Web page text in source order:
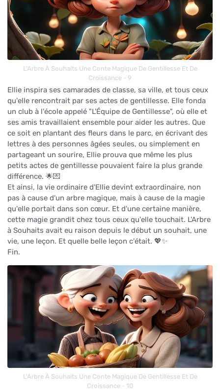
L'Arbre À Souhaits Une Conte Magique De Gentillesse Et De
Croissance - 9
Ellie inspira ses camarades de classe, sa ville, et tous ceux
qu'elle rencontrait par ses actes de gentillesse. Elle fonda
un club à l'école appelé "L'Équipe de Gentillesse", où elle et
ses amis travaillaient ensemble pour aider les autres. Que
ce soit en plantant des fleurs dans le parc, en écrivant des
lettres à des personnes âgées seules, ou simplement en
partageant un sourire, Ellie prouva que même les plus
petits actes de gentillesse pouvaient faire la plus grande
différence. 🌟💌
Et ainsi, la vie ordinaire d'Ellie devint extraordinaire, non
pas à cause d'un arbre magique, mais à cause de la magie
qu'elle portait dans son cœur. Et d'une certaine manière,
cette magie grandit chez tous ceux qu'elle touchait. L'Arbre
à Souhaits avait eu raison depuis le début un souhait, une
vie, une leçon. Et quelle belle leçon c'était. 💖✨
Fin.
L'Arbre À Souhaits Une Conte Magique De Gentillesse Et De
Croissance - 10